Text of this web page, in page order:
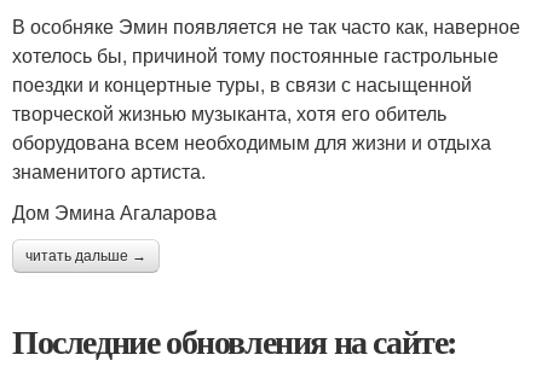
В особняке Эмин появляется не так часто как, наверное
хотелось бы, причиной тому постоянные гастрольные
поездки и концертные туры, в связи с насыщенной
творческой жизнью музыканта, хотя его обитель
оборудована всем необходимым для жизни и отдыха
знаменитого артиста.
Дом Эмина Агаларова
читать дальше →
Последние обновления на сайте: